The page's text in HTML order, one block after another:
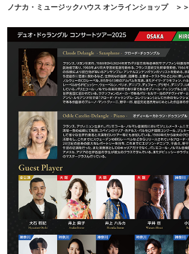
ノナカ・ミュージックハウス オンラインショップ ＞＞